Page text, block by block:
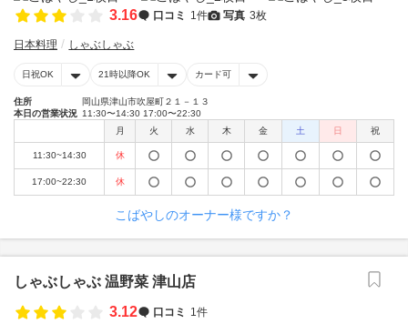
3.16 口コミ 1件 写真 3枚
日本料理 しゃぶしゃぶ
日祝OK 21時以降OK カード可
住所
岡山県津山市吹屋町２１－１３
本日の営業状況 11:30〜14:30 17:00〜22:30
月
火 水 木 金 土 日 祝
11:30~14:30 休
17:00~22:30 休
こばやしのオーナー様ですか？
しゃぶしゃぶ 温野菜 津山店
3.12
口コミ 1件